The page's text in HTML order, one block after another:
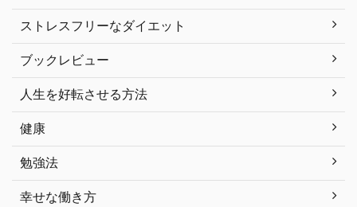
ストレスフリーなダイエット
ブックレビュー
人生を好転させる方法
健康
勉強法
幸せな働き方